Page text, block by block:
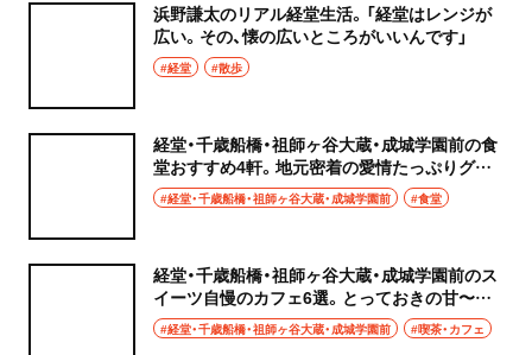
浜野謙太のリアル経堂生活。「経堂はレンジが
広い。その、懐の広いところがいいんです」
#経堂 #散歩
経堂・千歳船橋・祖師ヶ谷大蔵・成城学園前の食
堂おすすめ4軒。地元密着の愛情たっぷりグル
メ#経堂・千歳船橋・祖師ヶ谷大蔵・成城学園前 #食堂
経堂・千歳船橋・祖師ヶ谷大蔵・成城学園前のス
イーツ自慢のカフェ6選。とっておきの甘〜い
時間で身も心も癒やされる
#経堂・千歳船橋・祖師ヶ谷大蔵・成城学園前 #喫茶・カフェ